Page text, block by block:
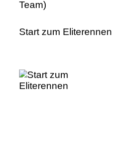
Start zum Eliterennen